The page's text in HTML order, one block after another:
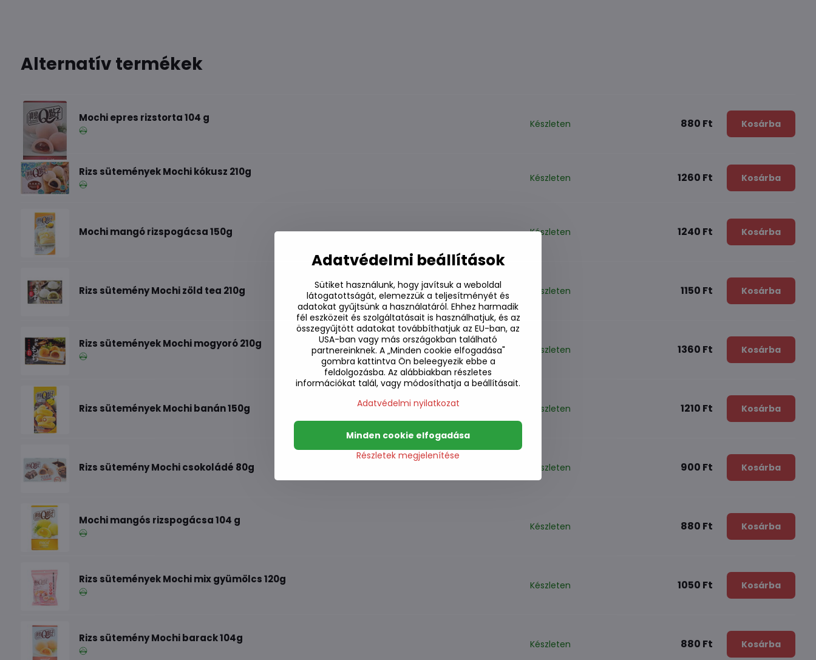
Alternatív termékek
Mochi epres rizstorta 104 g Készleten 880 Ft Kosárba
Rizs sütemények Mochi kókusz 210g Készleten 1260 Ft Kosárba
Mochi mangó rizspogácsa 150g Készleten 1240 Ft Kosárba
Rizs sütemény Mochi zöld tea 210g Készleten 1150 Ft Kosárba
Rizs sütemények Mochi mogyoró 210g Készleten 1360 Ft Kosárba
Rizs sütemények Mochi banán 150g Készleten 1210 Ft Kosárba
Rizs sütemény Mochi csokoládé 80g Készleten 900 Ft Kosárba
Mochi mangós rizspogácsa 104 g Készleten 880 Ft Kosárba
Rizs sütemények Mochi mix gyümölcs 120g Készleten 1050 Ft Kosárba
Rizs sütemény Mochi barack 104g Készleten 880 Ft Kosárba
Adatvédelmi beállítások
Sütiket használunk, hogy javítsuk a weboldal
látogatottságát, elemezzük a teljesítményét és
adatokat gyűjtsünk a használatáról. Ehhez harmadik
fél eszközeit és szolgáltatásait is használhatjuk, és az
összegyűjtött adatokat továbbíthatjuk az EU-ban, az
USA-ban vagy más országokban található
partnereinknek. A „Minden cookie elfogadása"
gombra kattintva Ön beleegyezik ebbe a
feldolgozásba. Az alábbiakban részletes
információkat talál, vagy módosíthatja a beállításait.
Adatvédelmi nyilatkozat
Részletek megjelenítése
Minden cookie elfogadása